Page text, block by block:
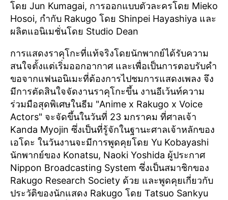
โดย Jun Kumagai, การออกแบบตัวละครโดย Mieko
Hosoi, กำกับ Rakugo โดย Shinpei Hayashiya และ
ผลิตแอนิเมชั่นโดย Studio Dean
การแสดงราคุโกะที่แท้จริงโดยนักพากย์ได้รับความ
สนใจตั้งแต่เริ่มออกอากาศ และเพื่อเป็นการตอบรับคำ
ขอจากแฟนอนิเมะที่ต้องการไปชมการแสดงเพลง จึง
มีการตัดสินใจจัดงานราคุโกะขึ้น งานอีเว้นท์ความ
ร่วมมือสุดพิเศษในธีม "Anime x Rakugo x Voice
Actors" จะจัดขึ้นในวันที่ 23 มกราคม ที่ศาลเจ้า
Kanda Myojin ซึ่งเป็นที่รู้จักในฐานะศาลเจ้าหลักของ
เอโดะ ในวันงานจะมีการพูดคุยโดย Yu Kobayashi
นักพากย์ของ Konatsu, Naoki Yoshida ผู้ประกาศ
Nippon Broadcasting System ซึ่งเป็นสมาชิกของ
Rakugo Research Society ด้วย และพูดคุยเกี่ยวกับ
ประวัติของนักแสดง Rakugo โดย Tatsuo Sankyu